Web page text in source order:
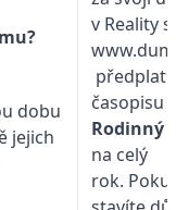
dobu
jejich
v Reality
časopisu
Rodinný
na celý
rok.